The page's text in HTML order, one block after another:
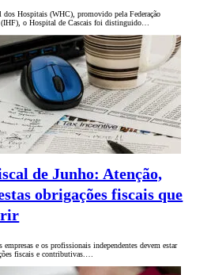
dos Hospitais (WHC), promovido pela Federação
(IHF), o Hospital de Cascais foi distinguido…
de Junho: Atenção,
obrigações fiscais que
empresas e os profissionais independentes devem estar
fiscais e contributivas.…